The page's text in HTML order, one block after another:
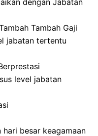
Tambah Gaji
jabatan tertentu
level jabatan
besar keagamaan